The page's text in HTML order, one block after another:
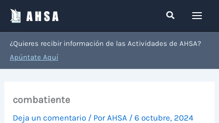
contenido
Buscar
¿Quieres recibir información de las Actividades de AHSA?
Apúntate Aquí
combatiente
Deja un comentario / Por AHSA /6 octubre, 2024